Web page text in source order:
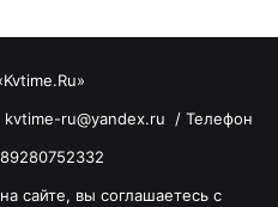
kvtime-ru@yandex.ru / Телефон
сайте, вы соглашаетесь с